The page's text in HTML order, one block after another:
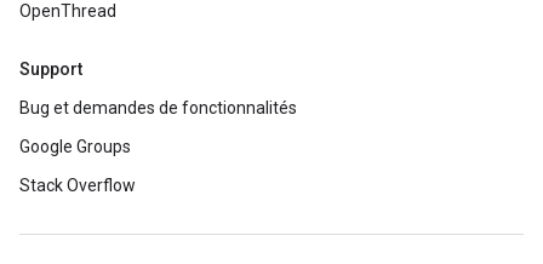
OpenThread
Support
Bug et demandes de fonctionnalités
Google Groups
Stack Overflow